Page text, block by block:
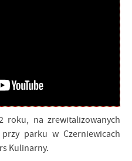
roku, na zrewitalizowanych
parku w Czerniewicach
Kulinarny.